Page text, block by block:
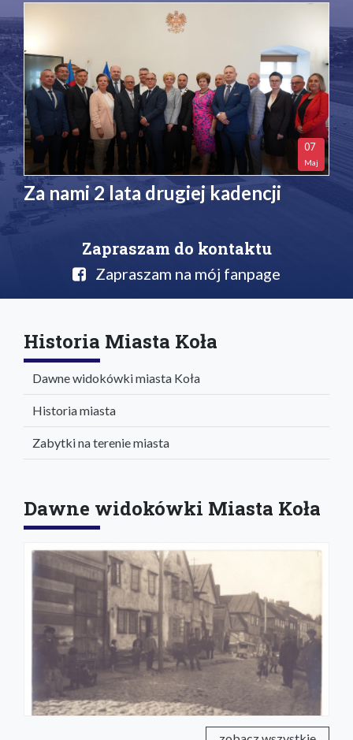
07
Maj
Za nami 2 lata drugiej kadencji
Zapraszam do kontaktu
Zapraszam na mój fanpage
Historia Miasta Koła
Dawne widokówki miasta Koła
Historia miasta
Zabytki na terenie miasta
Dawne widokówki Miasta Koła